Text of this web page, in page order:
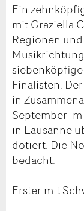
Ein
mit Graziella
Regionen
Finalisten.
in
September im
in Lausanne
dotiert. Die
bedacht.
Erster mit